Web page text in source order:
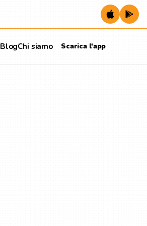
BlogChi siamo Scarica l'app